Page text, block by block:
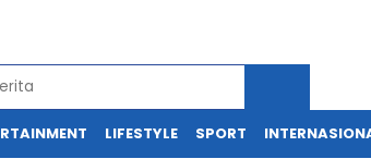
LIFESTYLE SPORT